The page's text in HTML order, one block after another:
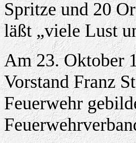
Spritze und 20
läßt „viele Lust
Am 23. Oktober
Vorstand Franz
Feuerwehr